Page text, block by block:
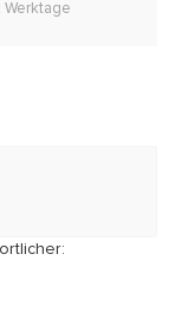
Werktage